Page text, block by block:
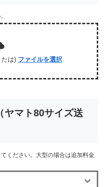
たは) ファイルを選択
ヤマト80サイズ送
ください。大型の場合は追加料金